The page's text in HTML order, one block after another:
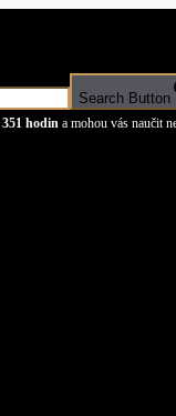
Search Button
351 hodin a mohou vás naučit